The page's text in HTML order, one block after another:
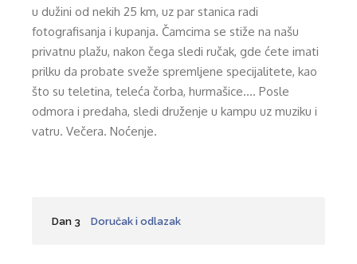
u dužini od nekih 25 km, uz par stanica radi
fotografisanja i kupanja. Čamcima se stiže na našu
privatnu plažu, nakon čega sledi ručak, gde ćete imati
prilku da probate sveže spremljene specijalitete, kao
što su teletina, teleća čorba, hurmašice…. Posle
odmora i predaha, sledi druženje u kampu uz muziku i
vatru. Večera. Noćenje.
Dan 3 Doručak i odlazak